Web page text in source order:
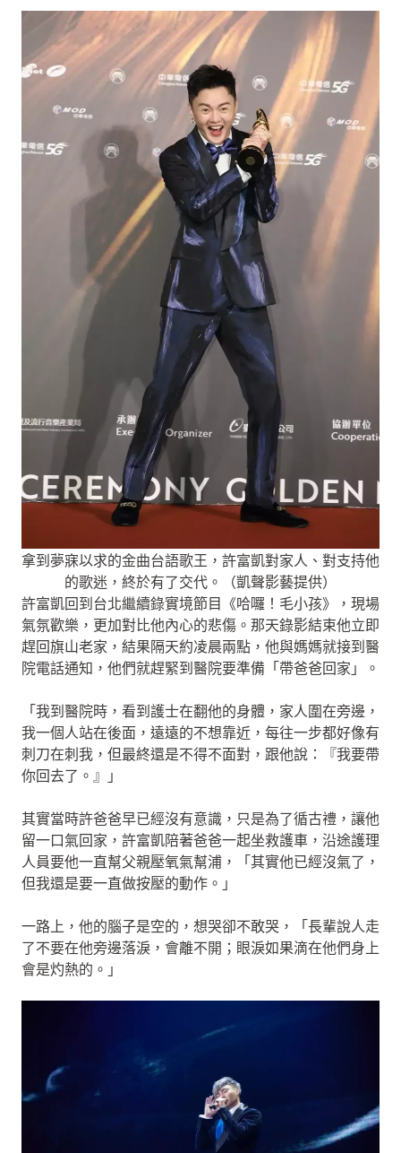
拿到夢寐以求的金曲台語歌王，許富凱對家人、對支持他
的歌迷，終於有了交代。（凱聲影藝提供）
許富凱回到台北繼續錄實境節目《哈囉！毛小孩》，現場
氣氛歡樂，更加對比他內心的悲傷。那天錄影結束他立即
趕回旗山老家，結果隔天約凌晨兩點，他與媽媽就接到醫
院電話通知，他們就趕緊到醫院要準備「帶爸爸回家」。
「我到醫院時，看到護士在翻他的身體，家人圍在旁邊，
我一個人站在後面，遠遠的不想靠近，每往一步都好像有
刺刀在刺我，但最終還是不得不面對，跟他說：『我要帶
你回去了。』」
其實當時許爸爸早已經沒有意識，只是為了循古禮，讓他
留一口氣回家，許富凱陪著爸爸一起坐救護車，沿途護理
人員要他一直幫父親壓氧氣幫浦，「其實他已經沒氣了，
但我還是要一直做按壓的動作。」
一路上，他的腦子是空的，想哭卻不敢哭，「長輩說人走
了不要在他旁邊落淚，會離不開；眼淚如果滴在他們身上
會是灼熱的。」